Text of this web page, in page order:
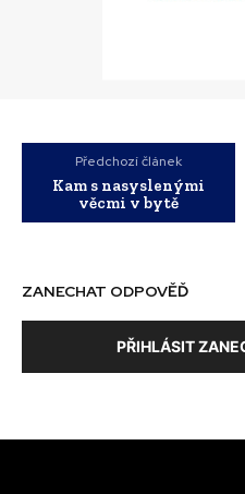
Předchozí článek
Kam s nasyslenými
věcmi v bytě
ZANECHAT ODPOVĚĎ
PŘIHLÁSIT